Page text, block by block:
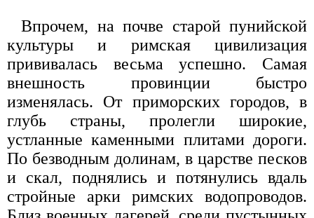
Впрочем, на почве старой пунийской
культуры и римская цивилизация
прививалась весьма успешно. Самая
внешность провинции быстро
изменялась. От приморских городов, в
глубь страны, пролегли широкие,
устланные каменными плитами дороги.
По безводным долинам, в царстве песков
и скал, поднялись и потянулись вдаль
стройные арки римских водопроводов.